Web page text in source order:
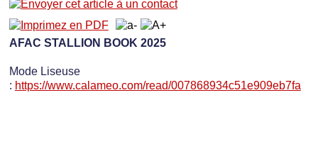
AFAC STALLION BOOK 2025
Mode Liseuse
: https://www.calameo.com/read/007868934c51e909eb7fa